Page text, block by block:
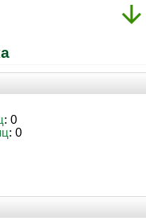
: 0
: 0